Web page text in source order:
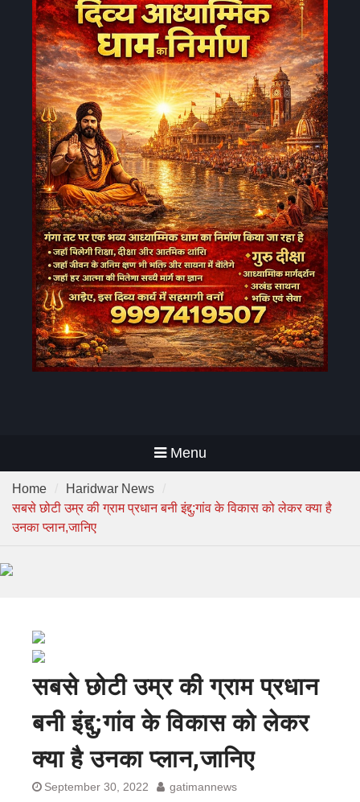
Menu
Home
Haridwar News
सबसे छोटी उम्र की ग्राम प्रधान बनी इंद्दु;गांव के विकास को लेकर क्या है
उनका प्लान,जानिए
सबसे छोटी उम्र की ग्राम प्रधान
बनी इंद्दु;गांव के विकास को लेकर
क्या है उनका प्लान,जानिए
September 30, 2022 gatimannews